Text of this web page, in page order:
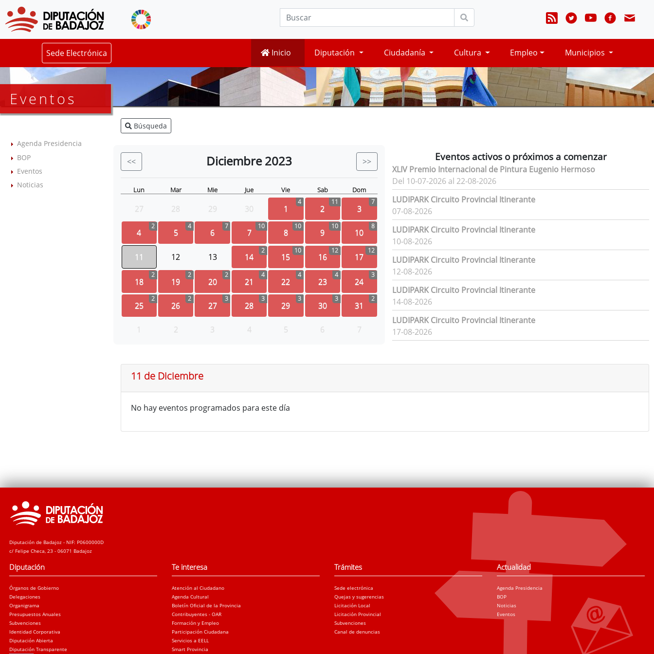
Sede Electrónica Inicio Diputación Ciudadanía Cultura Empleo Municipios
Eventos
Agenda Presidencia
BOP
Eventos
Noticias
Búsqueda
<< Diciembre 2023 >>
Lun Mar Mie Jue Vie Sab Dom
27 28 29 30 1
4
2
11
3
7
4
2
5
4
6
7
7
10
8
10
9
10
10
8
11 12 13 14
2
15
10
16
12
17
12
18
2
19
2
20
2
21
4
22
4
23
4
24
3
25
2
26
2
27
3
28
3
29
3
30
3
31
2
1 2 3 4 5 6 7
Eventos activos o próximos a comenzar
XLIV Premio Internacional de Pintura Eugenio Hermoso
Del 10-07-2026 al 22-08-2026
LUDIPARK Circuito Provincial Itinerante
07-08-2026
LUDIPARK Circuito Provincial Itinerante
10-08-2026
LUDIPARK Circuito Provincial Itinerante
12-08-2026
LUDIPARK Circuito Provincial Itinerante
14-08-2026
LUDIPARK Circuito Provincial Itinerante
17-08-2026
11 de Diciembre
No hay eventos programados para este día
Diputación de Badajoz - NIF: P0600000D
c/ Felipe Checa, 23 - 06071 Badajoz
Diputación
Órganos de Gobierno
Delegaciones
Organigrama
Presupuestos Anuales
Subvenciones
Identidad Corporativa
Diputación Abierta
Diputación Transparente
Te interesa
Atención al Ciudadano
Agenda Cultural
Boletín Oficial de la Provincia
Contribuyentes - OAR
Formación y Empleo
Participación Ciudadana
Servicios a EELL
Smart Provincia
Trámites
Sede electrónica
Quejas y sugerencias
Licitación Local
Licitación Provincial
Subvenciones
Canal de denuncias
Actualidad
Agenda Presidencia
BOP
Noticias
Eventos